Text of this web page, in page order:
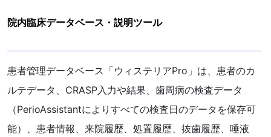
院内臨床データベース・説明ツール
患者管理データベース「ウィステリアPro」は、患者のカ
ルテデータ、CRASP入力や結果、歯周病の検査データ
（PerioAssistantによりすべての検査日のデータを保存可
能）、患者情報、来院履歴、処置履歴、抜歯履歴、唾液